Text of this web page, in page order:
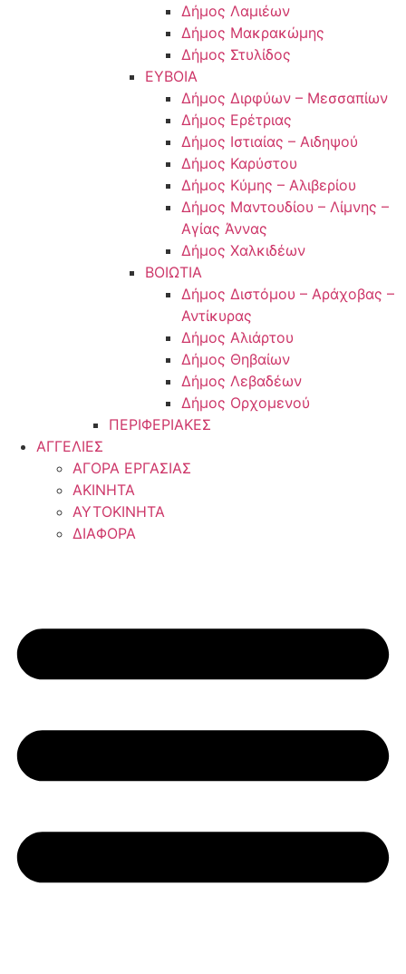
Δήμος Λαμιέων
Δήμος Μακρακώμης
Δήμος Στυλίδος
ΕΥΒΟΙΑ
Δήμος Διρφύων – Μεσσαπίων
Δήμος Ερέτριας
Δήμος Ιστιαίας – Αιδηψού
Δήμος Καρύστου
Δήμος Κύμης – Αλιβερίου
Δήμος Μαντουδίου – Λίμνης –
Αγίας Άννας
Δήμος Χαλκιδέων
ΒΟΙΩΤΙΑ
Δήμος Διστόμου – Αράχοβας –
Αντίκυρας
Δήμος Αλιάρτου
Δήμος Θηβαίων
Δήμος Λεβαδέων
Δήμος Ορχομενού
ΠΕΡΙΦΕΡΙΑΚΕΣ
ΑΓΓΕΛΙΕΣ
ΑΓΟΡΑ ΕΡΓΑΣΙΑΣ
ΑΚΙΝΗΤΑ
ΑΥΤΟΚΙΝΗΤΑ
ΔΙΑΦΟΡΑ